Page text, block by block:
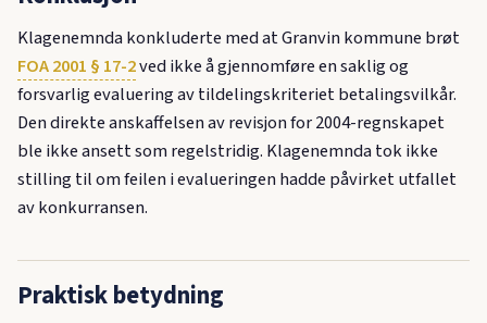
Klagenemnda konkluderte med at Granvin kommune brøt
FOA 2001 § 17-2ved ikke å gjennomføre en saklig og
forsvarlig evaluering av tildelingskriteriet betalingsvilkår.
Den direkte anskaffelsen av revisjon for 2004-regnskapet
ble ikke ansett som regelstridig. Klagenemnda tok ikke
stilling til om feilen i evalueringen hadde påvirket utfallet
av konkurransen.
Praktisk betydning